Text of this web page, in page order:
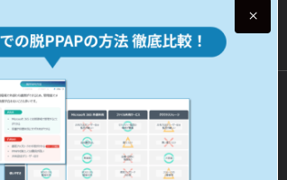
© 2025 AvePoint, Inc. All Rights Reserved.